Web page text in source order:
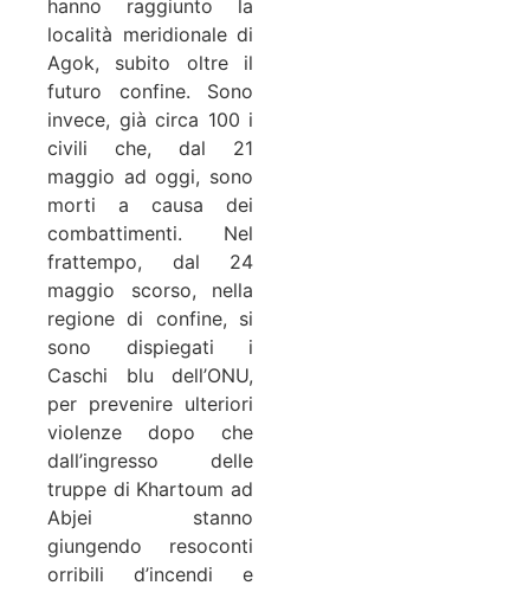
hanno raggiunto la
località meridionale di
Agok, subito oltre il
futuro confine. Sono
invece, già circa 100 i
civili che, dal 21
maggio ad oggi, sono
morti a causa dei
combattimenti. Nel
frattempo, dal 24
maggio scorso, nella
regione di confine, si
sono dispiegati i
Caschi blu dell’ONU,
per prevenire ulteriori
violenze dopo che
dall’ingresso delle
truppe di Khartoum ad
Abjei stanno
giungendo resoconti
orribili d’incendi e